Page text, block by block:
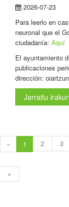
2026-07-23
Para leerlo en
neuronal que el
ciudadanía: Aquí
El ayuntamiento
publicaciones
dirección:
Jarraitu
« 1 2 3
»